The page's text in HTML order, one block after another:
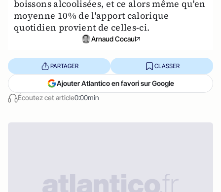
boissons alcoolisées, et ce alors même qu'en
moyenne 10% de l'apport calorique
quotidien provient de celles-ci.
Arnaud Cocaul
Écoutez cet article0:00min
PARTAGER CLASSER
Ajouter Atlantico en favori sur Google